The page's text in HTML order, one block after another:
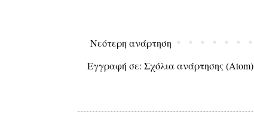
Νεότερη ανάρτηση
Εγγραφή σε: Σχόλια ανάρτησης (Atom)